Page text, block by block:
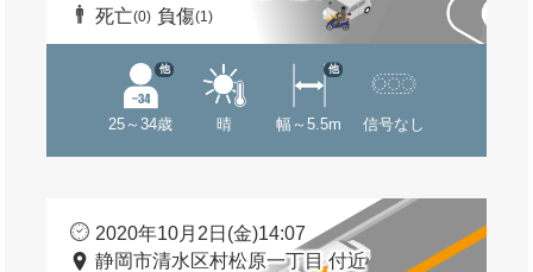
死亡(0) 負傷(1)
25～34歳
他
晴 幅～5.5m
他
信号なし
2020年10月2日(金)14:07
静岡市清水区村松原一丁目 付近